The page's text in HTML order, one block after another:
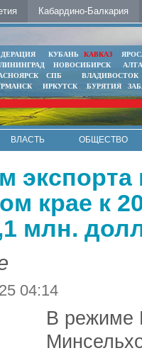
Кабардино-Балкария
КУБАНЬ КАВКАЗ
НОВОСИБИРСК
СПБ
ВЛАДИВОСТОК
ИРКУТСК БУРЯТИЯ
ВЛАСТЬ
ОБЩЕСТВО
крае к
млн.
04:14
В режиме